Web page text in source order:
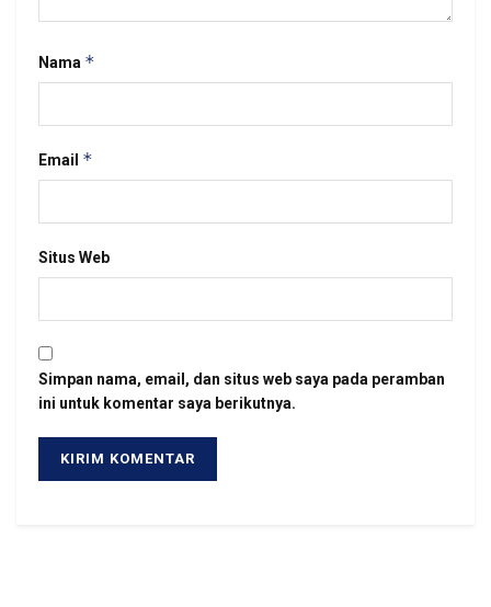
Nama *
Email *
Situs Web
Simpan nama, email, dan situs web saya pada peramban
ini untuk komentar saya berikutnya.